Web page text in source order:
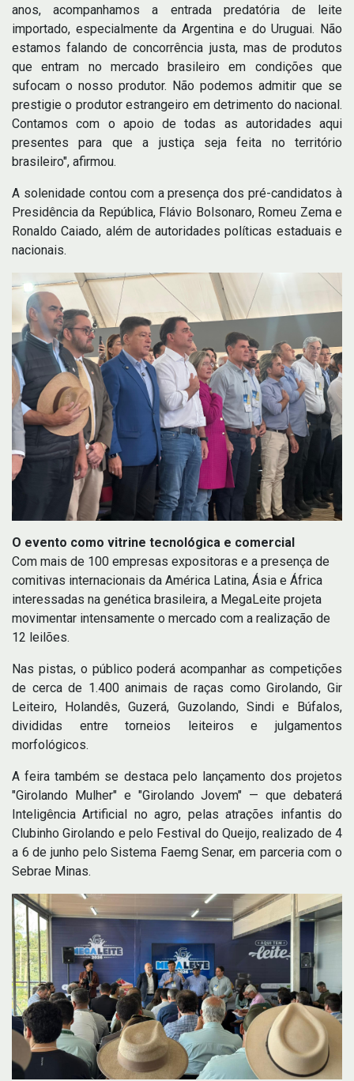
anos, acompanhamos a entrada predatória de leite
importado, especialmente da Argentina e do Uruguai. Não
estamos falando de concorrência justa, mas de produtos
que entram no mercado brasileiro em condições que
sufocam o nosso produtor. Não podemos admitir que se
prestigie o produtor estrangeiro em detrimento do nacional.
Contamos com o apoio de todas as autoridades aqui
presentes para que a justiça seja feita no território
brasileiro", afirmou.
A solenidade contou com a presença dos pré-candidatos à
Presidência da República, Flávio Bolsonaro, Romeu Zema e
Ronaldo Caiado, além de autoridades políticas estaduais e
nacionais.
O evento como vitrine tecnológica e comercial
Com mais de 100 empresas expositoras e a presença de
comitivas internacionais da América Latina, Ásia e África
interessadas na genética brasileira, a MegaLeite projeta
movimentar intensamente o mercado com a realização de
12 leilões.
Nas pistas, o público poderá acompanhar as competições
de cerca de 1.400 animais de raças como Girolando, Gir
Leiteiro, Holandês, Guzerá, Guzolando, Sindi e Búfalos,
divididas entre torneios leiteiros e julgamentos
morfológicos.
A feira também se destaca pelo lançamento dos projetos
"Girolando Mulher" e "Girolando Jovem" — que debaterá
Inteligência Artificial no agro, pelas atrações infantis do
Clubinho Girolando e pelo Festival do Queijo, realizado de 4
a 6 de junho pelo Sistema Faemg Senar, em parceria com o
Sebrae Minas.